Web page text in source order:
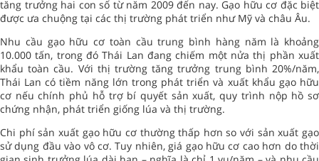
tăng trưởng hai con số từ năm 2009 đến nay. Gạo hữu cơ đặc biệt
được ưa chuộng tại các thị trường phát triển như Mỹ và châu Âu.
Nhu cầu gạo hữu cơ toàn cầu trung bình hàng năm là khoảng
10.000 tấn, trong đó Thái Lan đang chiếm một nửa thị phần xuất
khẩu toàn cầu. Với thị trường tăng trưởng trung bình 20%/năm,
Thái Lan có tiềm năng lớn trong phát triển và xuất khẩu gạo hữu
cơ nếu chính phủ hỗ trợ bí quyết sản xuất, quy trình nộp hồ sơ
chứng nhận, phát triển giống lúa và thị trường.
Chi phí sản xuất gạo hữu cơ thường thấp hơn so với sản xuất gạo
sử dụng đầu vào vô cơ. Tuy nhiên, giá gạo hữu cơ cao hơn do thời